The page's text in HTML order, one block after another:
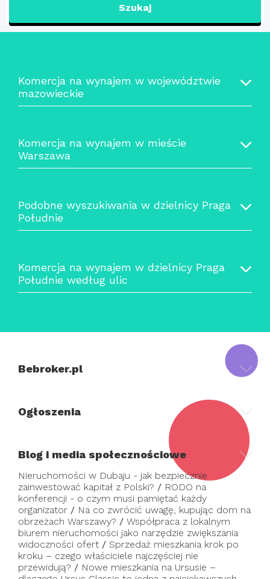
Szukaj
Komercja na wynajem w województwie
mazowieckie
Komercja na wynajem w mieście
Warszawa
Podobne wyszukiwania w dzielnicy Praga
Południe
Komercja na wynajem w dzielnicy Praga
Południe według ulic
Bebroker.pl
Ogłoszenia
Blog i media społecznościowe
Nieruchomości w Dubaju - jak bezpiecznie
zainwestować kapitał z Polski? / RODO na
konferencji - o czym musi pamiętać każdy
organizator / Na co zwrócić uwagę, kupując dom na
obrzeżach Warszawy? / Współpraca z lokalnym
biurem nieruchomości jako narzędzie zwiększania
widoczności ofert / Sprzedaż mieszkania krok po
kroku – czego właściciele najczęściej nie
przewidują? / Nowe mieszkania na Ursusie –